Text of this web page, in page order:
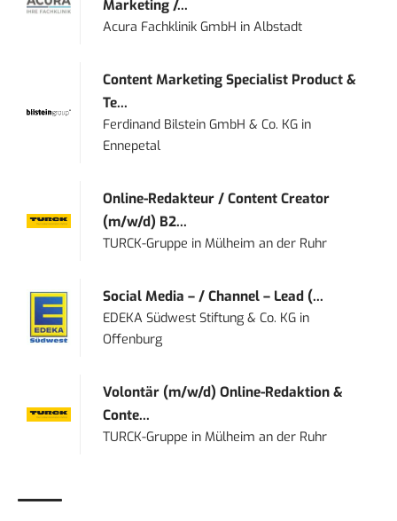
Marketing /...
Acura Fachklinik GmbH inAlbstadt
Content Marketing Specialist Product &
Te...
Ferdinand Bilstein GmbH & Co. KG in
Ennepetal
Online-Redakteur / Content Creator
(m/w/d) B2...
TURCK-Gruppe inMülheim an der Ruhr
Social Media – / Channel – Lead (...
EDEKA Südwest Stiftung & Co. KG in
Offenburg
Volontär (m/w/d) Online-Redaktion &
Conte...
TURCK-Gruppe inMülheim an der Ruhr